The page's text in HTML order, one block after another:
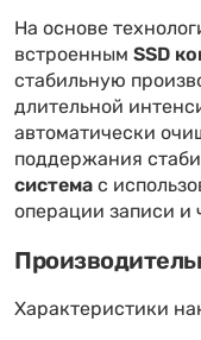
На основе
встроенным SSD
стабильную
длительной
автоматически
поддержания
системас
операции записи и
Характеристики